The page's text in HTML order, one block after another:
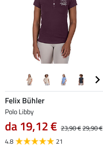
Felix Bühler
Polo Libby
da 19,12 € 23,90 €29,90 €
4.8
21